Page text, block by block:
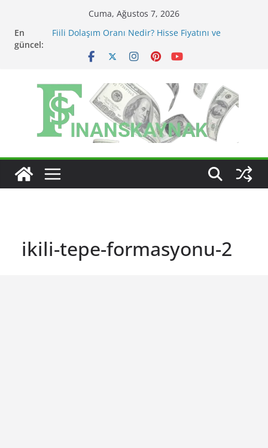
content
Cuma, Ağustos 7, 2026
En
güncel:
Fiili Dolaşım Oranı Nedir? Hisse Fiyatını ve
KAP Açıklaması Nasıl Okunur? Yatırımcı İçin Kritik
MSCI Endeks Değişiklikleri BIST Hisselerini Nasıl
Etkiler?
BIST Endeks Değişiklikleri Hisseleri Nasıl Etkiler?
BIST Sektör Endeksleri Nedir? Sektörel Rotasyon
Nasıl Takip Edilir?
ikili-tepe-formasyonu-2